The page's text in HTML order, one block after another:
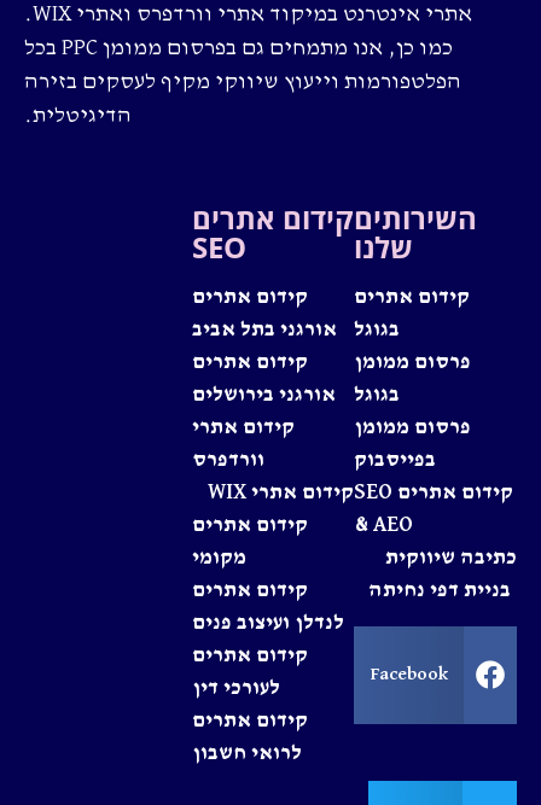
אתרי אינטרנט במיקוד אתרי וורדפרס ואתרי WIX.
כמו כן, אנו מתמחים גם בפרסום ממומן PPC בכל
הפלטפורמות וייעוץ שיווקי מקיף לעסקים בזירה
הדיגיטלית.
השירותים
שלנו
קידום אתרים
בגוגל
פרסום ממומן
בגוגל
פרסום ממומן
בפייסבוק
קידום אתרים SEO
& AEO
כתיבה שיווקית
בניית דפי נחיתה
Facebook
קידום אתרים
SEO
קידום אתרים
אורגני בתל אביב
קידום אתרים
אורגני בירושלים
קידום אתרי
וורדפרס
קידום אתרי WIX
קידום אתרים
מקומי
קידום אתרים
לנדלן ועיצוב פנים
קידום אתרים
לעורכי דין
קידום אתרים
לרואי חשבון